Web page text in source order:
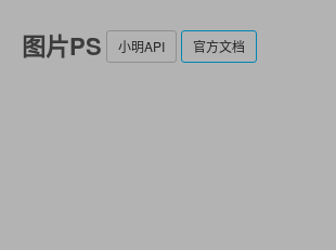
图片PS 小明API 官方文档